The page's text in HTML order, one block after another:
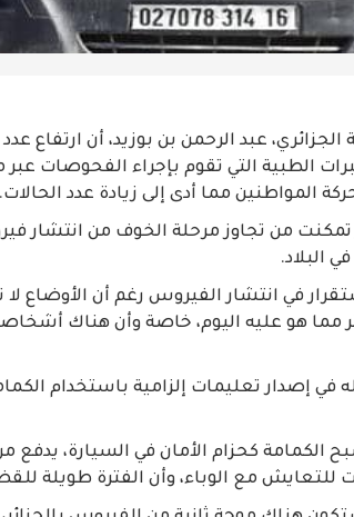
عبد الرحمن بن بوزيد، أن ارتفاع
الطبية التي تقوم بإجراء الفحوصات
المواطنين مما أدى إلى زيادة عدد الحالات.
تمكنت من تجاوز مرحلة الخوف من انتشار
البلاد.
في انتشار الفيروس رغم أن الأوضاع لا
مما هو عليه اليوم، خاصة وأن هناك
في إصدار تعليمات إلزامية باستخدام
الكمامة كحزام الأمان في السيارة، يدفع
مع الوباء، وأن الفترة طويلة